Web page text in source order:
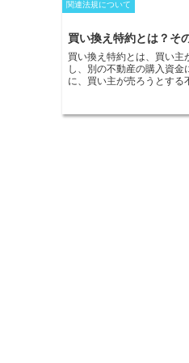
関連法規について
買い換え特約とは？そ
買い換え特約とは、買い主
し、別の不動産の購入資
に、買い主が売ろうとする
きなかった際は、購入契
容を盛り込んだ特約のこと